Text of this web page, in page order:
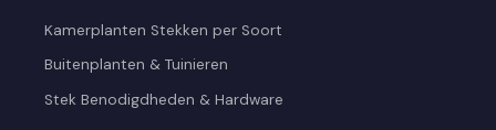
Kamerplanten Stekken per Soort
Buitenplanten & Tuinieren
Stek Benodigdheden & Hardware